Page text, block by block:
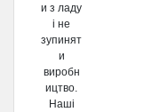
и з ладу
і не
зупинят
и
виробн
ицтво.
Наші